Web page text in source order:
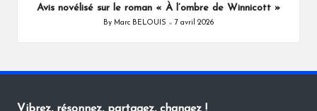
Avis novélisé sur le roman « À l’ombre de Winnicott »
Posted
By Marc BELOUIS 7 avril 2026